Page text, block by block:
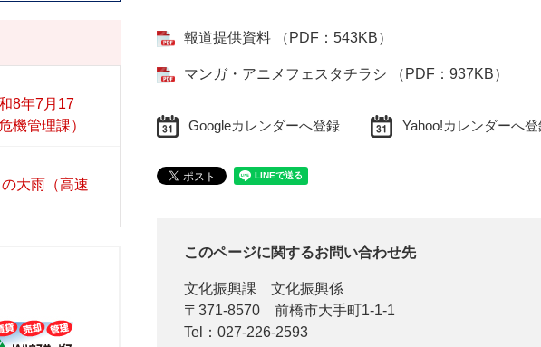
報道提供資料 （PDF：543KB）
マンガ・アニメフェスタチラシ （PDF：937KB）
Googleカレンダーへ登録 Yahoo!カレンダーへ登
このページに関するお問い合わせ先
文化振興課
文化振興係
〒371-8570
前橋市大手町1-1-1
Tel：027-226-2593
8年7月17
機管理課）
大雨（高速